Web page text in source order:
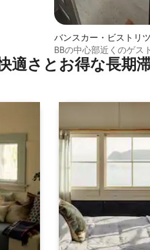
バンスカー・ビストリ
離れ
BBの中心部近くのゲス
適⁠さ⁠とお⁠得⁠な長⁠期⁠